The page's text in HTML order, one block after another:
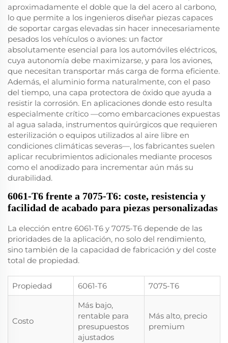
aproximadamente el doble que la del acero al carbono,
lo que permite a los ingenieros diseñar piezas capaces
de soportar cargas elevadas sin hacer innecesariamente
pesados los vehículos o aviones: un factor
absolutamente esencial para los automóviles eléctricos,
cuya autonomía debe maximizarse, y para los aviones,
que necesitan transportar más carga de forma eficiente.
Además, el aluminio forma naturalmente, con el paso
del tiempo, una capa protectora de óxido que ayuda a
resistir la corrosión. En aplicaciones donde esto resulta
especialmente crítico —como embarcaciones expuestas
al agua salada, instrumentos quirúrgicos que requieren
esterilización o equipos utilizados al aire libre en
condiciones climáticas severas—, los fabricantes suelen
aplicar recubrimientos adicionales mediante procesos
como el anodizado para incrementar aún más su
durabilidad.
6061-T6 frente a 7075-T6: coste, resistencia y
facilidad de acabado para piezas personalizadas
La elección entre 6061-T6 y 7075-T6 depende de las
prioridades de la aplicación, no solo del rendimiento,
sino también de la capacidad de fabricación y del coste
total de propiedad.
Propiedad 6061-T6 7075-T6
Costo
Más bajo,
rentable para
presupuestos
ajustados
Más alto, precio
premium